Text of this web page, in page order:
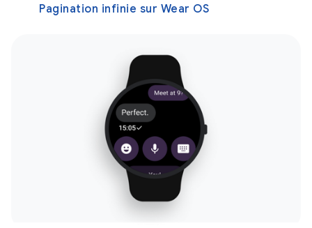
Pagination infinie sur Wear OS